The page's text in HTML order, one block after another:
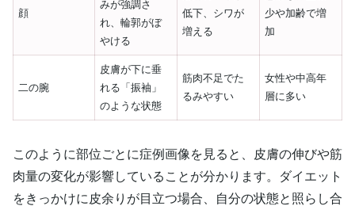
顔
みが強調さ
れ、輪郭がぼ
やける
低下、シワが
増える
少や加齢で増
加
二の腕
皮膚が下に垂
れる「振袖」
のような状態
筋肉不足でた
るみやすい
女性や中高年
層に多い
このように部位ごとに症例画像を見ると、皮膚の伸びや筋
肉量の変化が影響していることが分かります。ダイエット
をきっかけに皮余りが目立つ場合、自分の状態と照らし合